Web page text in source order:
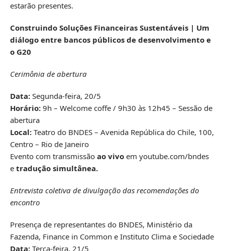
estarão presentes.
Construindo Soluções Financeiras Sustentáveis | Um
diálogo entre bancos públicos de desenvolvimento e
o G20
Cerimônia de abertura
Data: Segunda-feira, 20/5
Horário: 9h – Welcome coffe / 9h30 às 12h45 – Sessão de
abertura
Local: Teatro do BNDES – Avenida República do Chile, 100,
Centro – Rio de Janeiro
Evento com transmissão ao vivo em youtube.com/bndes
e tradução simultânea.
Entrevista coletiva de divulgação das recomendações do
encontro
Presença de representantes do BNDES, Ministério da
Fazenda, Finance in Common e Instituto Clima e Sociedade
Data: Terça-feira, 21/5